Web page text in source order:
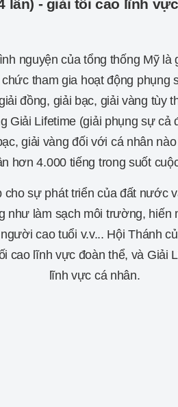
lần) - giải tối cao lĩnh
nguyện của tổng thống Mỹ
tham gia hoạt động phụng
đồng, giải bạc, giải vàng tùy
Giải Lifetime (giải phụng sự cả
giải vàng đối với cá nhân
hơn 4.000 tiếng trong suốt
cho sự phát triển của đất nước
như làm sạch môi trường, hiến
cao tuổi v.v... Hội Thánh
cao lĩnh vực đoàn thể, và Giải
lĩnh vực cá nhân.